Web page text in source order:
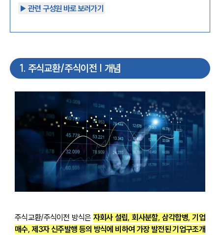
▶︎ 관련 구성원 바로 보러가기
1. 주식교환/주식이전 | 개념
주식교환/주식이전 방식은 자회사 설립, 회사분할, 삼각합병, 기업
매수, 제3자 신주발행 등의 방식에 비하여 가장 발전된 기업구조개